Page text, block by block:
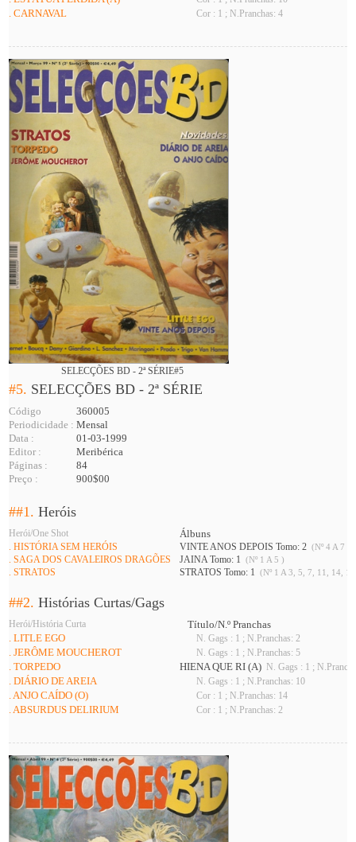
. CARNAVAL Cor : 1 ; N.Pranchas: 4
SELECÇÕES BD - 2ª SÉRIE#5
#5. SELECÇÕES BD - 2ª SÉRIE
Código
360005
Periodicidade : Mensal
Data :
01-03-1999
Editor :
Meribérica
Páginas :
84
Preço :
900$00
##1.Heróis
Herói/One Shot Álbuns
. HISTÓRIA SEM HERÓIS VINTE ANOS DEPOIS Tomo: 2 (Nº 4 A 7 )
. SAGA DOS CAVALEIROS DRAGÕES JAINA Tomo: 1 (Nº 1 A 5 )
. STRATOS STRATOS Tomo: 1 (Nº 1 A 3, 5, 7, 11, 14,
##2.Histórias Curtas/Gags
Herói/História Curta
Título/N.º Pranchas
. LITLE EGO
N. Gags : 1 ; N.Pranchas: 2
. JERÔME MOUCHEROT N. Gags : 1 ; N.Pranchas: 5
. TORPEDO HIENA QUE RI (A) N. Gags : 1 ;
. DIÁRIO DE AREIA N. Gags : 1 ; N.Pranchas: 10
. ANJO CAÍDO (O) Cor : 1 ; N.Pranchas: 14
. ABSURDUS DELIRIUM Cor : 1 ; N.Pranchas: 2